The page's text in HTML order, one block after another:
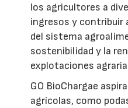
los agricultores a
ingresos y contribuir
del sistema
sostenibilidad y la
explotaciones
GO BioChargae
agrícolas, como